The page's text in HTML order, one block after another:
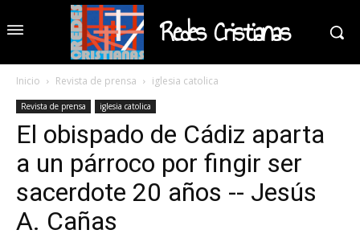
Redes Cristianas
Inicio Revista de prensa iglesia catolica
Revista de prensa iglesia catolica
El obispado de Cádiz aparta
a un párroco por fingir ser
sacerdote 20 años -- Jesús
A. Cañas